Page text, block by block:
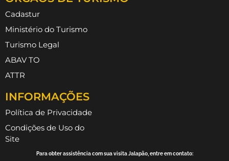
Cadastur
Ministério do Turismo
Turismo Legal
ABAV TO
ATTR
INFORMAÇÕES
Política de Privacidade
Condições de Uso do
Site
Para obter assistência com sua visita Jalapão, entre em contato: